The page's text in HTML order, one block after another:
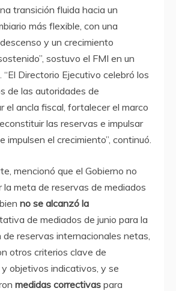
transición fluida hacia un
más flexible, con una
y un crecimiento
sostuvo el FMI en un
“El Directorio Ejecutivo celebró los
de las autoridades de
el ancla fiscal, fortalecer el marco
las reservas e impulsar
impulsen el crecimiento”, continuó.
mencionó que el Gobierno no
la meta de reservas de mediados
no se alcanzó la
de mediados de junio para la
de reservas internacionales netas,
otros criterios clave de
objetivos indicativos, y se
medidas correctivas para